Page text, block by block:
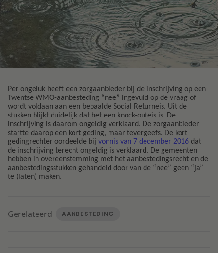
Aanbesteding & Mededinging
Aansprakelijkheid & Verzekering
Litigation
Onderwijs
Dichtbij de wendbare onderneming
Lees meer
Per ongeluk heeft een zorgaanbieder bij de inschrijving op een
Twentse WMO-aanbesteding “nee” ingevuld op de vraag of
wordt voldaan aan een bepaalde Social Returneis. Uit de
stukken blijkt duidelijk dat het een knock-outeis is. De
inschrijving is daarom ongeldig verklaard. De zorgaanbieder
startte daarop een kort geding, maar tevergeefs. De kort
gedingrechter oordeelde bij vonnis van 7 december 2016 dat
de inschrijving terecht ongeldig is verklaard. De gemeenten
hebben in overeenstemming met het aanbestedingsrecht en de
aanbestedingsstukken gehandeld door van de “nee” geen “ja”
te (laten) maken.
Gerelateerd AANBESTEDING